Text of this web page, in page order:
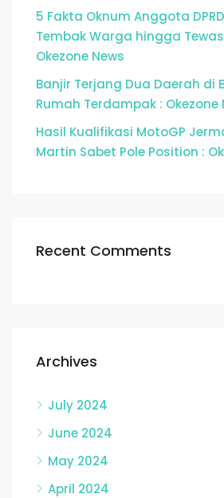
5 Fakta Oknum Anggota
Tembak Warga hingga
Okezone News
Banjir Terjang Dua Daerah di
Rumah Terdampak : Okezone
Hasil Kualifikasi MotoGP
Martin Sabet Pole Position :
Recent Comments
Archives
July 2024
June 2024
May 2024
April 2024